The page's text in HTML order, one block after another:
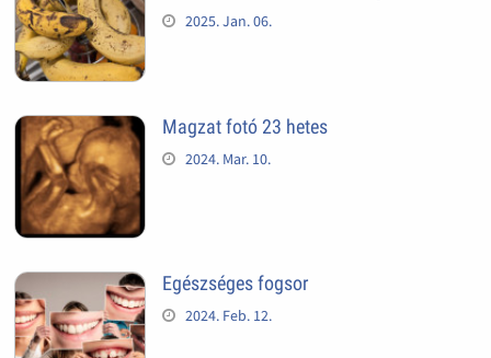
2025. Jan. 06.
Magzat fotó 23 hetes
2024. Mar. 10.
Egészséges fogsor
2024. Feb. 12.